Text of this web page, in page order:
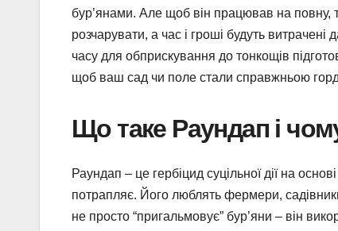
бур’янами. Але щоб він працював на повну,
розчарувати, а час і гроші будуть
часу для обприскування до тонкощів
щоб ваш сад чи поле стали справжньою
Що таке Раундап і
Раундап – це гербіцид суцільної дії на
потрапляє. Його люблять фермери,
не просто “пригальмовує” бур’яни – він